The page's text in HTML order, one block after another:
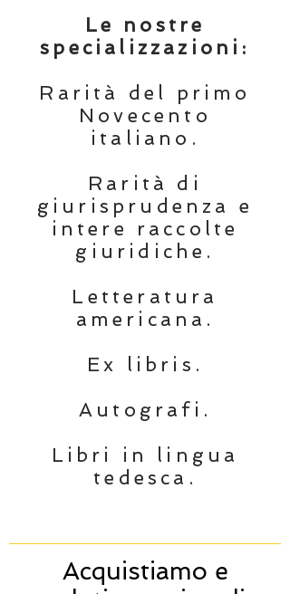
Le nostre
specializzazioni:
Rarità del primo
Novecento
italiano.
Rarità di
giurisprudenza e
intere raccolte
giuridiche.
Letteratura
americana.
Ex libris.
Autografi.
Libri in lingua
tedesca.
Acquistiamo e